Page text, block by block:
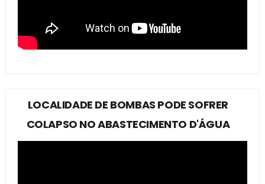
LOCALIDADE DE BOMBAS PODE SOFRER
COLAPSO NO ABASTECIMENTO D'ÁGUA